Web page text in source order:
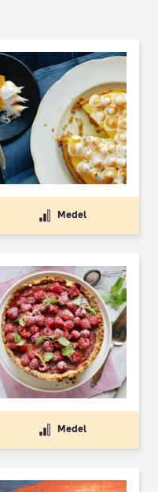
Medel
Medel